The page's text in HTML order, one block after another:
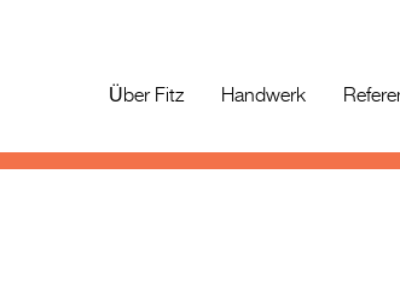
Über Fitz Handwerk